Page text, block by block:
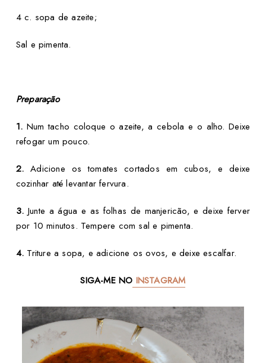
4 c. sopa de azeite;
Sal e pimenta.
Preparação
1. Num tacho coloque o azeite, a cebola e o alho. Deixe
refogar um pouco.
2. Adicione os tomates cortados em cubos, e deixe
cozinhar até levantar fervura.
3. Junte a água e as folhas de manjericão, e deixe ferver
por 10 minutos. Tempere com sal e pimenta.
4. Triture a sopa, e adicione os ovos, e deixe escalfar.
SIGA-ME NO INSTAGRAM